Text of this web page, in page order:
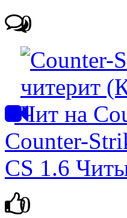
0
Counter-
CS 1.6
0